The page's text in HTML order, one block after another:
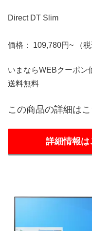
Direct DT Slim
価格： 109,780円~ （
いまならWEBクーポン
送料無料
この商品の詳細は
詳細情報は